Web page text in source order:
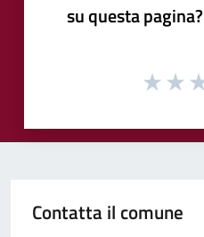
su questa pagina?
Contatta il comune